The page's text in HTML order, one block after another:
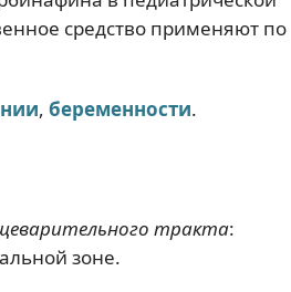
средство применяют по
, беременности.
тракта:
зоне.